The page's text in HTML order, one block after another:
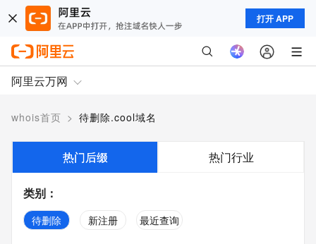
打开 APP
阿里云万网
whois首页 > 待删除.cool域名
热门后缀 热门行业
类别 ：
待删除 新注册 最近查询